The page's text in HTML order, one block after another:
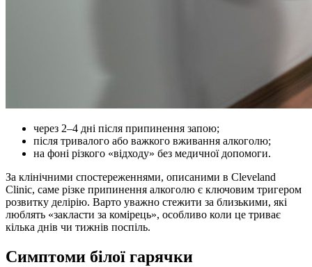
через 2–4 дні після припинення запою;
після тривалого або важкого вживання алкоголю;
на фоні різкого «відходу» без медичної допомоги.
За клінічними спостереженнями, описаними в Cleveland
Clinic, саме різке припинення алкоголю є ключовим тригером
розвитку делірію. Варто уважно стежити за близькими, які
люблять «закласти за комірець», особливо коли це триває
кілька днів чи тижнів поспіль.
Симптоми білої гарячки